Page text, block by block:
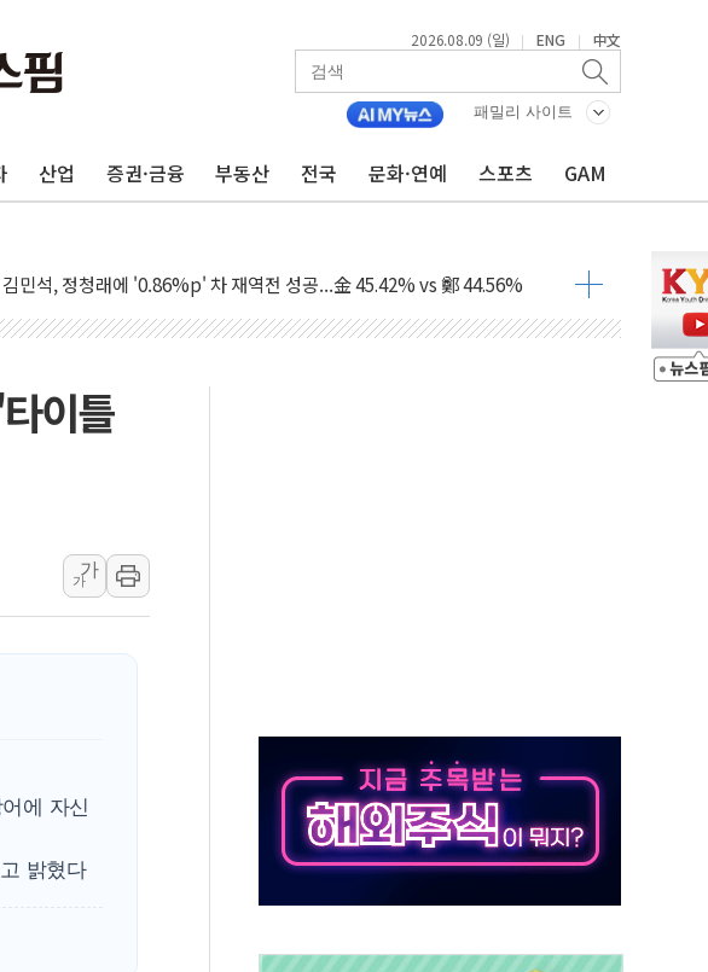
2026.08.09 (일) | ENG | 中文
패밀리 사이트
산업 증권·금융 부동산 전국 문화·연예 스포츠 GAM
재난예산 40억 긴급 투입…고수온 양식장 복구·지원 '총력'
동연설회 나선 송영길·정청래·김민석 당대표 후보
2주차 제주·인천 경선서 정청래에 승리...47.75% vs 42.08%
주, 제주·인천 경선 결과 발표...김민석 47.75% 정청래 42.08%
주, 인천 경선 결과 발표...김민석 45.09% 정청래 43.27% 송영길 11.63%
동해·삼척 시간당 최대 50㎜ 폭우…강원 동해안 강한 비 이어져
수거하다 참변…60대 환경미화원 수거차에 치여 사망
랑구 주택가서 흉기 난동…60대 남성 2명 숨져
, '위안부' 피해자 기림의 날 참석..."국제적 시민 연대로 목소리 내야"
재도 갯벌서 해루질 중 실종 60대 나흘만에 숨진 채 발견
말다툼 중 어머니 흉기 살해 10대 아들 체포
낸 김민석에 '뻔뻔' 받아친 정청래…제주 연설서 신경전 고조
이틀
가
가
에 자신
밝혔다